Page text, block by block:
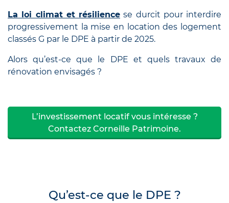
La loi climat et résilience se durcit pour interdire
progressivement la mise en location des logement
classés G par le DPE à partir de 2025.
Alors qu’est-ce que le DPE et quels travaux de
rénovation envisagés ?
L’investissement locatif vous intéresse ?
Contactez Corneille Patrimoine.
Qu’est-ce que le DPE ?